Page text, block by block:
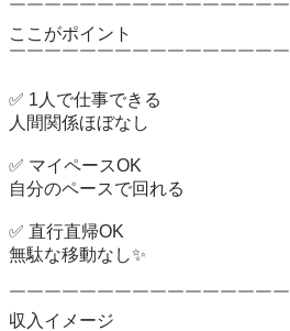
￣￣￣￣￣￣￣￣￣￣￣￣￣￣￣￣
ここがポイント
￣￣￣￣￣￣￣￣￣￣￣￣￣￣￣￣
✅ 1人で仕事できる
人間関係ほぼなし
✅ マイペースOK
自分のペースで回れる
✅ 直行直帰OK
無駄な移動なし✨
￣￣￣￣￣￣￣￣￣￣￣￣￣￣￣￣
収入イメージ